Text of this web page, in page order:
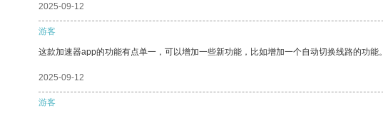
2025-09-12
游客
这款加速器app的功能有点单一，可以增加一些新功能，比如增加一个自动切换线路的功能。
2025-09-12
游客